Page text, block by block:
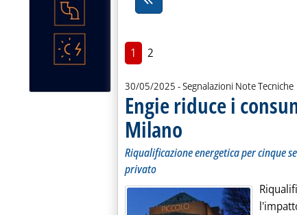
1 2
30/05/2025 - Segnalazioni Note Tecniche
Engie riduce i
Milano
Riqualificazione energetica per cinque
privato